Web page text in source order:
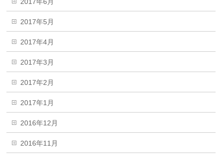
2017年5月
2017年4月
2017年3月
2017年2月
2017年1月
2016年12月
2016年11月